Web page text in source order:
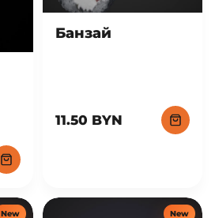
Банзай
11.50 BYN
New New